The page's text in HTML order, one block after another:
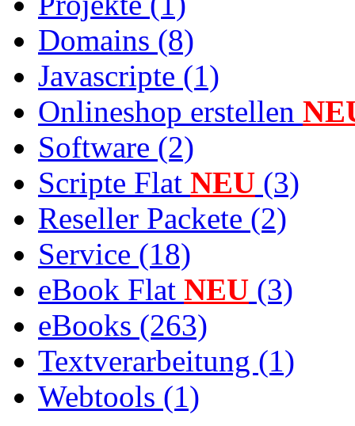
Domains (8)
Javascripte (1)
Onlineshop erstellen
Software (2)
Scripte Flat NEU (3)
Reseller Packete (2)
Service (18)
eBook Flat NEU (3)
eBooks (263)
Textverarbeitung (1)
Webtools (1)